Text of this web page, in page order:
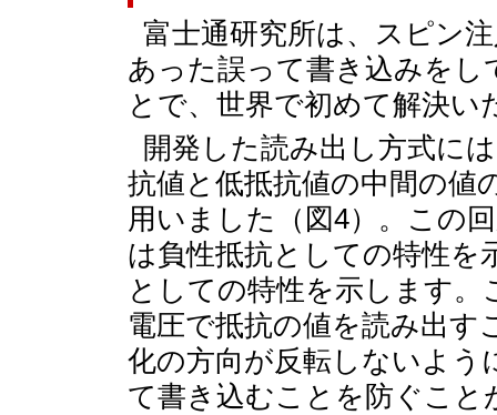
富士通研究所は、スピン
あった誤って書き込みを
とで、世界で初めて解決い
開発した読み出し方式に
抗値と低抵抗値の中間の値
用いました（図4）。この
は負性抵抗としての特性を
としての特性を示します
電圧で抵抗の値を読み出す
化の方向が反転しないよ
て書き込むことを防ぐこと